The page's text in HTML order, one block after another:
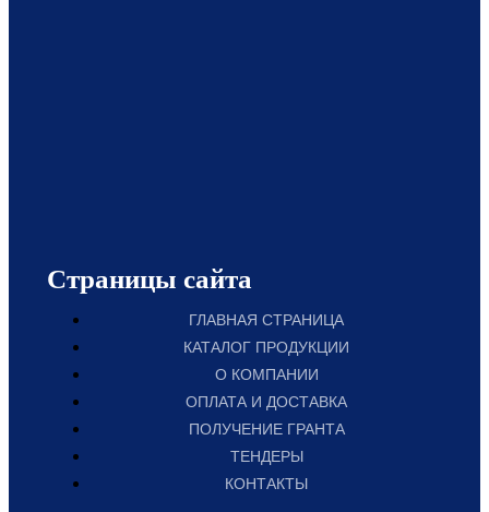
Страницы сайта
ГЛАВНАЯ СТРАНИЦА
КАТАЛОГ ПРОДУКЦИИ
О КОМПАНИИ
ОПЛАТА И ДОСТАВКА
ПОЛУЧЕНИЕ ГРАНТА
ТЕНДЕРЫ
КОНТАКТЫ